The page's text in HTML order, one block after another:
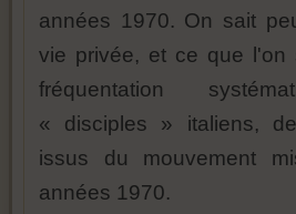
années 1970. On sait
vie privée, et ce que
fréquentation
« disciples » italiens,
issus du mouvement
années 1970.